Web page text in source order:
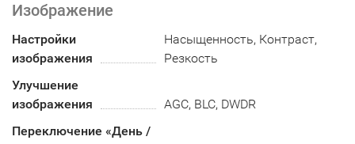
Изображение
Настройки
изображения
Насыщенность, Контраст,
Резкость
Улучшение
изображения
AGC, BLC, DWDR
Переключение «День /